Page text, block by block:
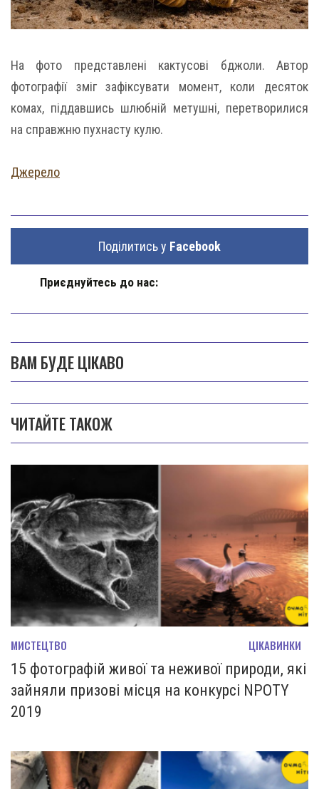
На фото представлені кактусові бджоли. Автор
фотографії зміг зафіксувати момент, коли десяток
комах, піддавшись шлюбній метушні, перетворилися
на справжню пухнасту кулю.
Джерело
Поділитись у Facebook
Приєднуйтесь до нас:
ВАМ БУДЕ ЦІКАВО
ЧИТАЙТЕ ТАКОЖ
МИСТЕЦТВО ЦІКАВИНКИ
15 фотографій живої та неживої природи, які
зайняли призові місця на конкурсі NPOTY
2019